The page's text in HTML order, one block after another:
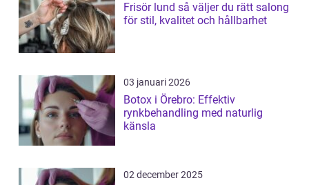
Frisör lund så väljer du rätt salong
för stil, kvalitet och hållbarhet
03 januari 2026
Botox i Örebro: Effektiv
rynkbehandling med naturlig
känsla
02 december 2025